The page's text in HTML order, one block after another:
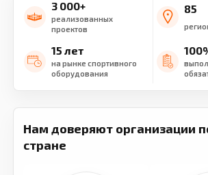
3 000+
реализованных
проектов
85
15 лет
на рынке спортивного
оборудования
Нам доверяют организации
стране